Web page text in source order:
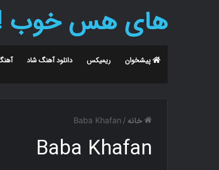
های هس خوب
پیشخوان ریمیکس دانلود آهنگ شاد
خانه /
Baba Khafan
Baba Khafan